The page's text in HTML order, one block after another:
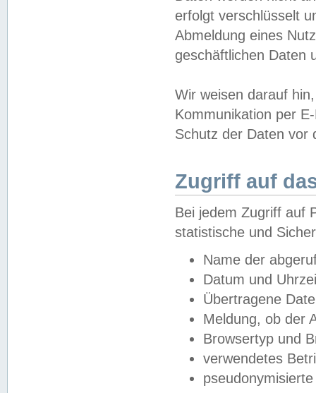
erfolgt verschlüsselt
Abmeldung eines
geschäftlichen Daten
Wir weisen darauf
Kommunikation per
Schutz der Daten vor
Zugriff auf
Bei jedem Zugriff auf
statistische und
Name der
Datum und
Übertragene
Meldung, ob der
Browsertyp und
verwendetes